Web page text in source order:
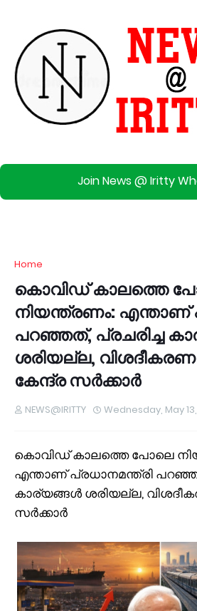
Join News @ Iritty
Home
കൊവിഡ് കാലത്തെ
നിയന്ത്രണം: എന്താണ്
പറഞ്ഞത്, പ്രചരിച്ച
ശരിയല്ല,
കേന്ദ്ര സർക്കാർ
NEWS@IRITTY Wednesday, May
കൊവിഡ് കാലത്തെ പോലെ
എന്താണ് പ്രധാനമന്ത്രി
കാര്യങ്ങൾ ശരിയല്ല,
സർക്കാർ